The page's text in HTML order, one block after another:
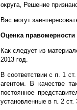
округа, Решение
Вас могут
Оценка
Как следует из
2013 год.
В соответствии с п. 1
агентом. В качестве
постоянное
установленные в п. 2